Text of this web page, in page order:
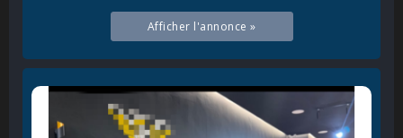
Afficher l'annonce »